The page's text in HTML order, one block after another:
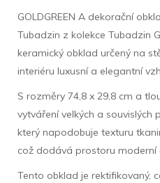
GOLDGREEN A dekorační
Tubadzin z kolekce Tubadzin
keramický obklad určený na
interiéru luxusní a elegantní
S rozměry 74,8 x 29,8 cm a
vytváření velkých a souvislých
který napodobuje texturu
což dodává prostoru moderní
Tento obklad je rektifikovaný,